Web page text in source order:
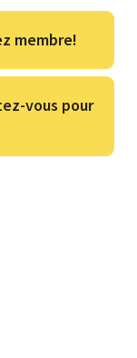
membre!
vous pour